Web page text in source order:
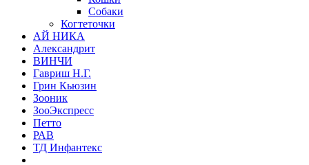
Собаки
Когтеточки
АЙ НИКА
Александрит
ВИНЧИ
Гавриш Н.Г.
Грин Кьюзин
Зооник
ЗооЭкспресс
Петто
РАВ
ТД Инфантекс